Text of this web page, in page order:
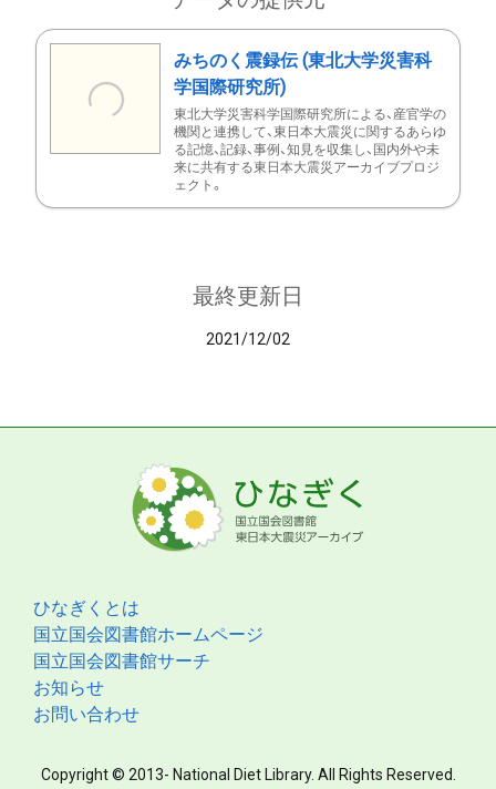
みちのく震録伝 (東北大学災害科
学国際研究所)
東北大学災害科学国際研究所による、産官学の
機関と連携して、東日本大震災に関するあらゆ
る記憶、記録、事例、知見を収集し、国内外や未
来に共有する東日本大震災アーカイブプロジ
ェクト。
最終更新日
2021/12/02
ひなぎくとは
国立国会図書館ホームページ
国立国会図書館サーチ
お知らせ
お問い合わせ
Copyright © 2013- National Diet Library. All Rights Reserved.